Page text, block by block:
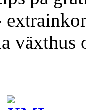
växthus